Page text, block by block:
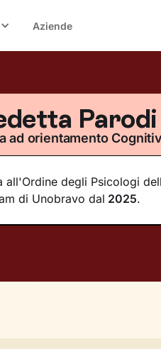
Aziende
Parodi
ad orientamento
all'Ordine degli Psicologi
di Unobravo dal 2025.